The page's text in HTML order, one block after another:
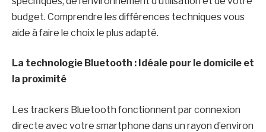
budget. Comprendre les différences techniques vous
aide à faire le choix le plus adapté.
La technologie Bluetooth : Idéale pour le domicile et
la proximité
Les trackers Bluetooth fonctionnent par connexion
directe avec votre smartphone dans un rayon d’environ